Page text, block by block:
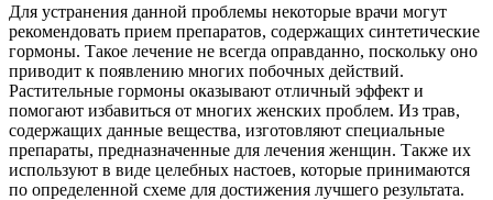
Для устранения данной проблемы некоторые врачи могут
рекомендовать прием препаратов, содержащих синтетические
гормоны. Такое лечение не всегда оправданно, поскольку оно
приводит к появлению многих побочных действий.
Растительные гормоны оказывают отличный эффект и
помогают избавиться от многих женских проблем. Из трав,
содержащих данные вещества, изготовляют специальные
препараты, предназначенные для лечения женщин. Также их
используют в виде целебных настоев, которые принимаются
по определенной схеме для достижения лучшего результата.